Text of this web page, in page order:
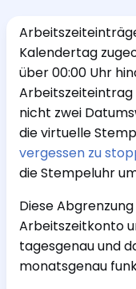
Kalendertag
über 00:00 Uhr
Arbeitszeiteintrag
nicht zwei
die virtuelle
vergessen zu
die Stempeluhr
Diese
Arbeitszeitkonto
tagesgenau und
monatsgenau